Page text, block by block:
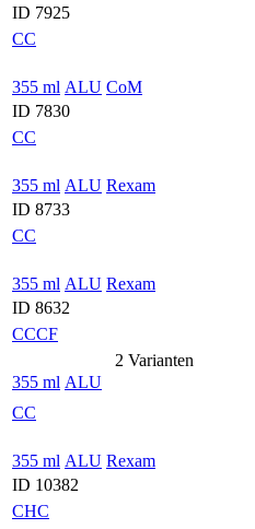
ID 7925
CC
355 ml ALU CoM
ID 7830
CC
355 ml ALU Rexam
ID 8733
CC
355 ml ALU Rexam
ID 8632
CCCF
2 Varianten
355 ml ALU
CC
355 ml ALU Rexam
ID 10382
CHC